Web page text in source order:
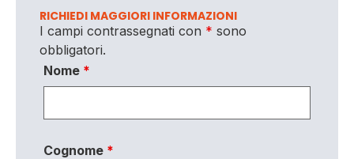
RICHIEDI MAGGIORI INFORMAZIONI
I campi contrassegnati con * sono
obbligatori.
Nome *
Cognome *